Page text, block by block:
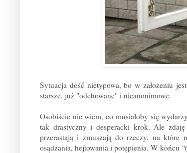
Sytuacja dość nietypowa, bo w założeniu
starsze, już "odchowane" i nieanonimowe.
Osobiście nie wiem, co musiałoby się
tak drastyczny i desperacki krok. Ale
przerastają i zmuszają do rzeczy, na które
osądzania, hejtowania i potępienia. W końcu